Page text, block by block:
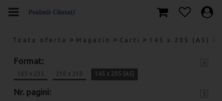
Toata oferta > Magazin > Carti > 145 x 205 (A5)
Format:
165 x 235 210 x 210 145 x 205 (A5)
Nr. pagini: